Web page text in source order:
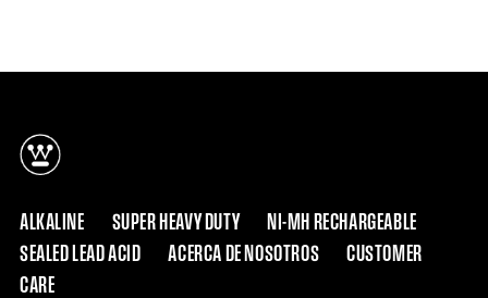
ALKALINE SUPER HEAVY DUTY
NI-MH RECHARGEABLE
SEALED LEAD ACID
ACERCA DE NOSOTROS
CUSTOMER
CARE